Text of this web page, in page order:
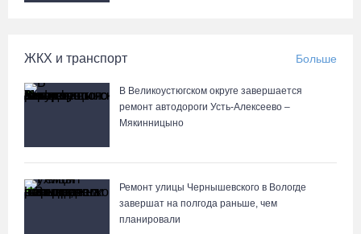
ЖКХ и транспорт Больше
В Великоустюгском округе завершается
ремонт автодороги Усть-Алексеево –
Мякинницыно
Ремонт улицы Чернышевского в Вологде
завершат на полгода раньше, чем
планировали